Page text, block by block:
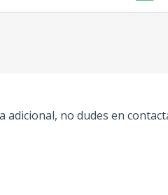
adicional, no dudes en